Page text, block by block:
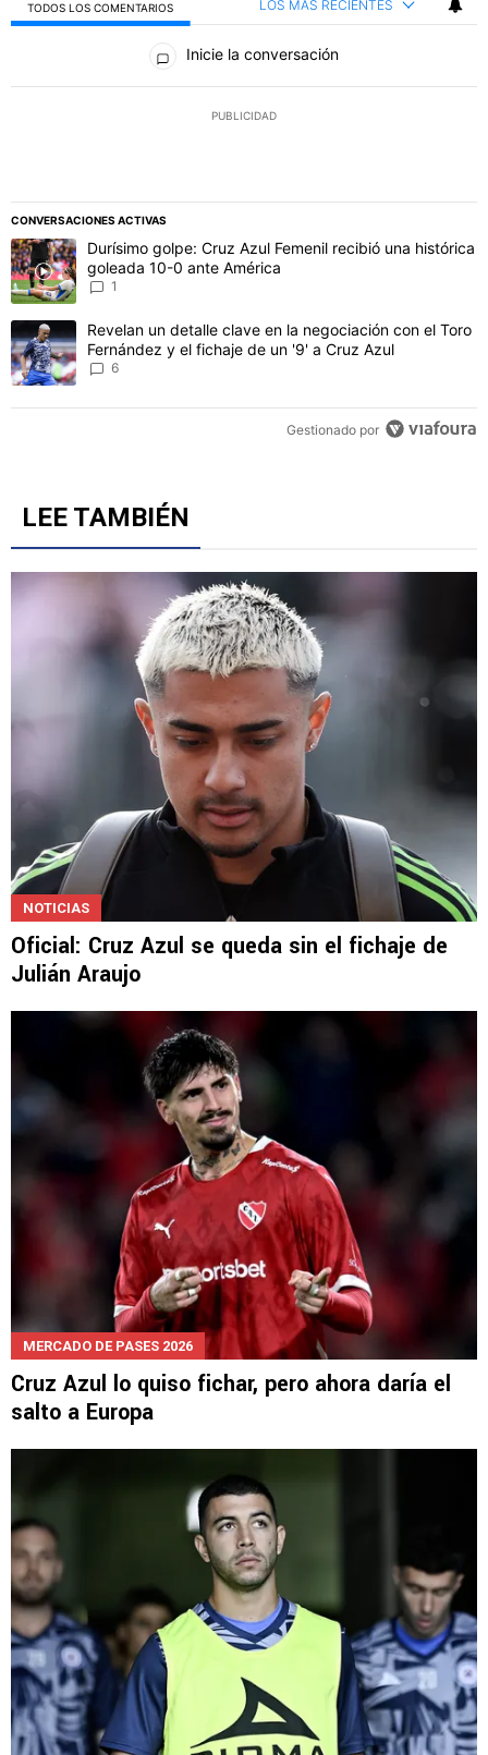
TODOS LOS COMENTARIOS LOS MÁS RECIENTES
Todos los comentarios
Inicie la conversación
PUBLICIDAD
CONVERSACIONES ACTIVAS
Este listado muestra los artículos con más comentarios en los
Un artículo de tendencia con el título "Durísimo golpe: Cruz Azul
Durísimo golpe: Cruz Azul Femenil recibió una histórica
goleada 10-0 ante América
1
Un artículo de tendencia con el título "Revelan un detalle clave
Revelan un detalle clave en la negociación con el Toro
Fernández y el fichaje de un '9' a Cruz Azul
6
Gestionado por
LEE TAMBIÉN
NOTICIAS
Oficial: Cruz Azul se queda sin el fichaje de
Julián Araujo
MERCADO DE PASES 2026
Cruz Azul lo quiso fichar, pero ahora daría el
salto a Europa